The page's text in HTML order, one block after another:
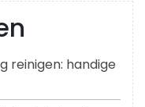
reinigen: handige